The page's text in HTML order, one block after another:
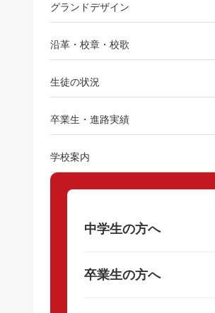
グランドデザイン
沿革・校章・校歌
生徒の状況
卒業生・進路実績
学校案内
中学生の方へ
卒業生の方へ